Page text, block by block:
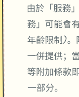
由於「服務
務」可能會
年齡限制)。
一併提供；
等附加條款
一部分。